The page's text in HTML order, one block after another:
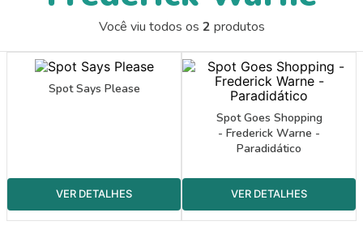
Você viu todos os 2 produtos
Spot Says Please
Spot Goes Shopping
- Frederick Warne -
Paradidático